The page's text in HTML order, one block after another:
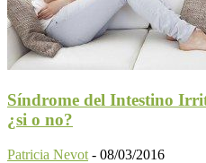
Síndrome del Intestino
¿si o no?
Patricia Nevot - 08/03/2016